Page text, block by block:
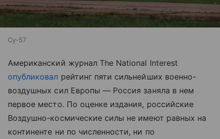
Су-57
Американский журнал The National Interest
опубликовал рейтинг пяти сильнейших военно-
воздушных сил Европы — Россия заняла в нем
первое место. По оценке издания, российские
Воздушно-космические силы не имеют равных на
континенте ни по численности, ни по